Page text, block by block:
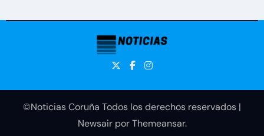
©Noticias Coruña Todos los derechos reservados |
NewsairporThemeansar.